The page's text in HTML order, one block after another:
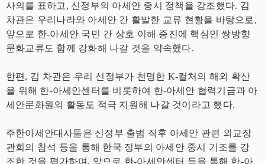
사의를 표하고, 신정부의 아세안 중시 정책을 강조했다. 김
차관은 우리나라와 아세안 간 활발한 교류 현황을 바탕으로,
앞으로 한-아세안 국민 간 상호 이해 증진에 핵심인 쌍방향
문화교류도 함께 강화해 나갈 것을 약속했다.
한편, 김 차관은 우리 신정부가 천명한 K-컬처의 해외 확산
을 위해 한-아세안센터를 비롯하여 한-아세안 협력기금과 아
세안문화원의 활동도 적극 지원해 나갈 것이라고 했다.
주한아세안대사들은 신정부 출범 직후 아세안 관련 외교장
관회의 참석 등을 통해 한국 정부의 아세안 중시 기조를 강
조한 것을 평가하며, 앞으로 한-아세안센터 등을 통해 한-아